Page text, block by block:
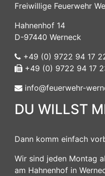
Freiwillige Feuerwehr
Hahnenhof 14
D-97440 Werneck
+49 (0) 9722 94 17
+49 (0) 9722 94 17
info@feuerwehr-
DU WILLST
Dann komm einfach
Wir sind jeden Montag
am Hahnenhof in